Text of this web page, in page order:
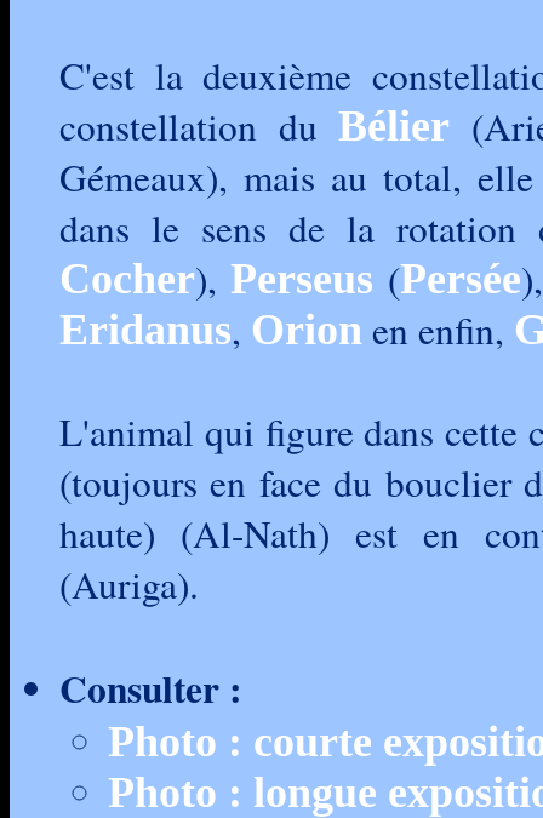
C'est la deuxième
constellation duBélier
Gémeaux), mais au total,
dans le sens de la
Cocher),Perseus (Persée
Eridanus, Orion en enfin,
L'animal qui figure dans cette
(toujours en face du bouclier
haute) (Al-Nath) est en
(Auriga).
Consulter :
Photo : courte
Photo : longue